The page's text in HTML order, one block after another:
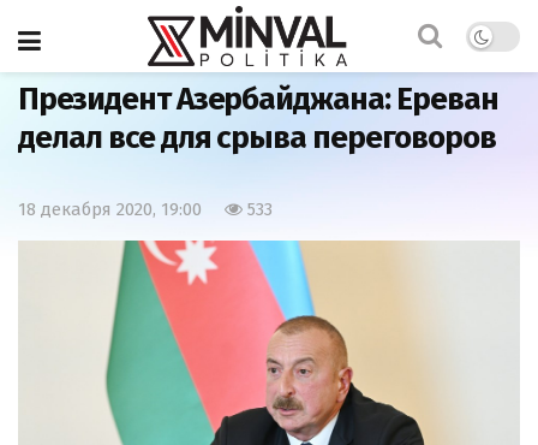
Главная Азербайджан
Президент Азербайджана: Ереван
делал все для срыва переговоров
18 декабря 2020, 19:00 533